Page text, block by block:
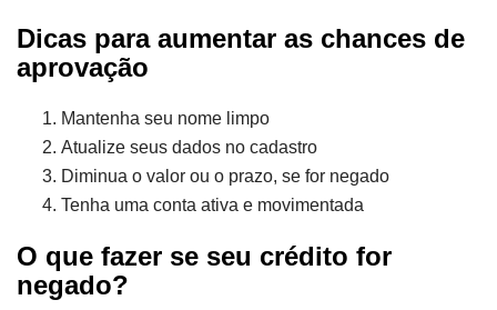
Dicas para aumentar as chances de
aprovação
Mantenha seu nome limpo
Atualize seus dados no cadastro
Diminua o valor ou o prazo, se for negado
Tenha uma conta ativa e movimentada
O que fazer se seu crédito for
negado?